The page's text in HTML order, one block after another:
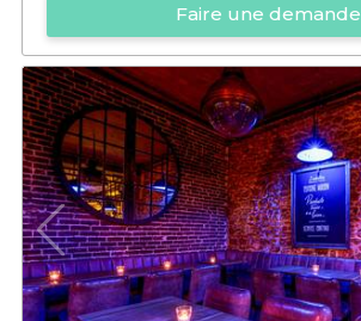
Faire une demande